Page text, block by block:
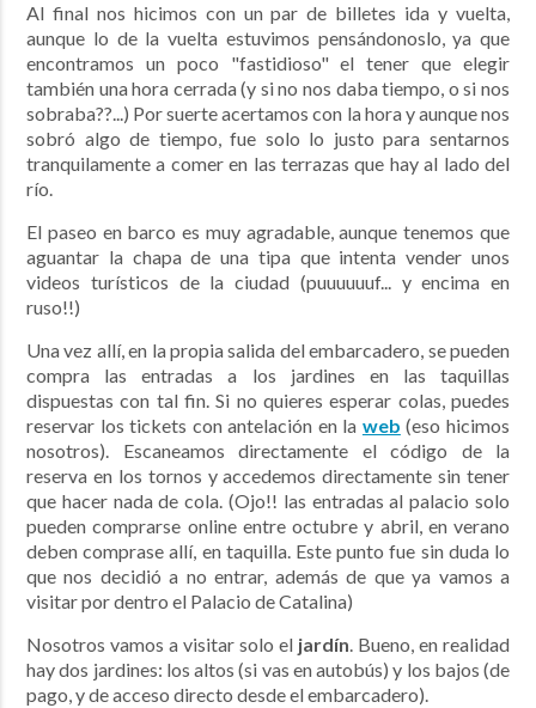
Al final nos hicimos con un par de billetes ida y vuelta,
aunque lo de la vuelta estuvimos pensándonoslo, ya que
encontramos un poco "fastidioso" el tener que elegir
también una hora cerrada (y si no nos daba tiempo, o si nos
sobraba??...) Por suerte acertamos con la hora y aunque nos
sobró algo de tiempo, fue solo lo justo para sentarnos
tranquilamente a comer en las terrazas que hay al lado del
río.
El paseo en barco es muy agradable, aunque tenemos que
aguantar la chapa de una tipa que intenta vender unos
videos turísticos de la ciudad (puuuuuuf... y encima en
ruso!!)
Una vez allí, en la propia salida del embarcadero, se pueden
compra las entradas a los jardines en las taquillas
dispuestas con tal fin. Si no quieres esperar colas, puedes
reservar los tickets con antelación en la web (eso hicimos
nosotros). Escaneamos directamente el código de la
reserva en los tornos y accedemos directamente sin tener
que hacer nada de cola. (Ojo!! las entradas al palacio solo
pueden comprarse online entre octubre y abril, en verano
deben comprase allí, en taquilla. Este punto fue sin duda lo
que nos decidió a no entrar, además de que ya vamos a
visitar por dentro el Palacio de Catalina)
Nosotros vamos a visitar solo el jardín. Bueno, en realidad
hay dos jardines: los altos (si vas en autobús) y los bajos (de
pago, y de acceso directo desde el embarcadero).